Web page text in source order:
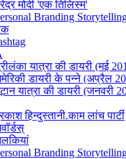
मोदी 'एक तिलिस्म'
Branding
यात्रा की डायरी (मई
डायरी के पन्ने (अप्रैल
यात्रा की डायरी (जनवरी
हिन्दुस्तानी.काम लांच पार्टी
Branding